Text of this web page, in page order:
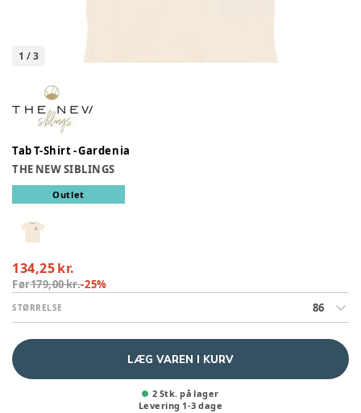
1 /3
Tab T-Shirt - Gardenia
THE NEW SIBLINGS
Outlet
134,25 kr.
Før179,00 kr.-25%
STØRRELSE 86
LÆG VAREN I KURV
2 Stk. på lager
Levering 1-3 dage